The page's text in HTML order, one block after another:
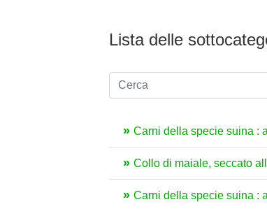
Lista delle
Carni della specie suina :
Collo di maiale, seccato
Carni della specie suina :